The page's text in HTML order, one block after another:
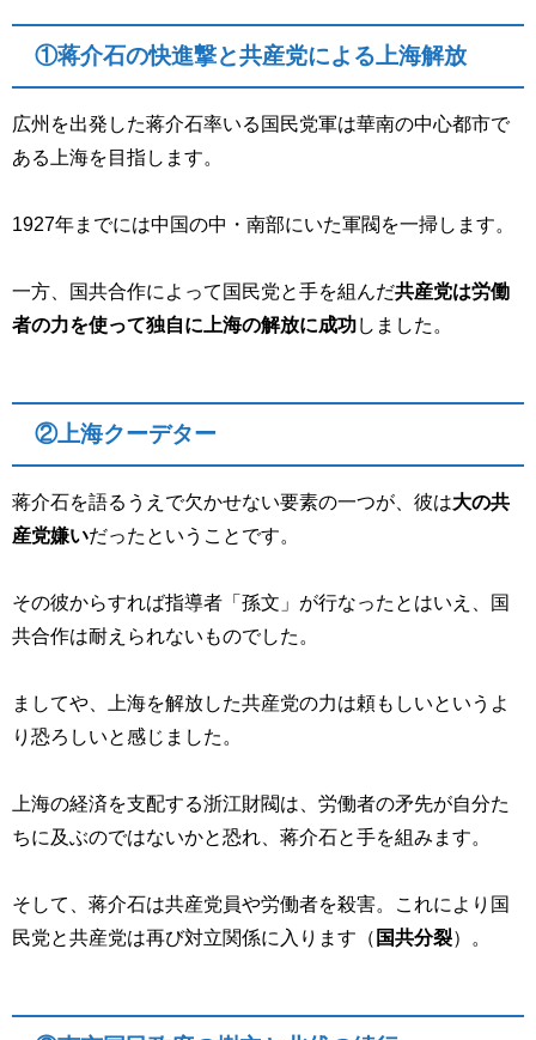
①蒋介石の快進撃と共産党による上海解放
広州を出発した蒋介石率いる国民党軍は華南の中心都市で
ある上海を目指します。
1927年までには中国の中・南部にいた軍閥を一掃します。
一方、国共合作によって国民党と手を組んだ共産党は労働
者の力を使って独自に上海の解放に成功しました。
②上海クーデター
蒋介石を語るうえで欠かせない要素の一つが、彼は大の共
産党嫌いだったということです。
その彼からすれば指導者「孫文」が行なったとはいえ、国
共合作は耐えられないものでした。
ましてや、上海を解放した共産党の力は頼もしいというよ
り恐ろしいと感じました。
上海の経済を支配する浙江財閥は、労働者の矛先が自分た
ちに及ぶのではないかと恐れ、蒋介石と手を組みます。
そして、蒋介石は共産党員や労働者を殺害。これにより国
民党と共産党は再び対立関係に入ります（ 国共分裂）。